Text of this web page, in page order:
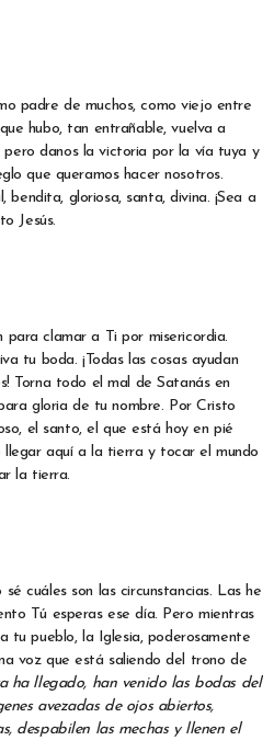
padre de muchos, como viejo entre
hubo, tan entrañable, vuelva a
pero danos la victoria por la vía tuya y
que queramos hacer nosotros.
gloriosa, santa, divina. ¡Sea a
Jesús.
clamar a Ti por misericordia.
tu boda. ¡Todas las cosas ayudan
Torna todo el mal de Satanás en
gloria de tu nombre. Por Cristo
el santo, el que está hoy en pié
aquí a la tierra y tocar el mundo
la tierra.
cuáles son las circunstancias. Las he
Tú esperas ese día. Pero mientras
tu pueblo, la Iglesia, poderosamente
voz que está saliendo del trono de
ha llegado, han venido las bodas del
avezadas de ojos abiertos,
despabilen las mechas y llenen el